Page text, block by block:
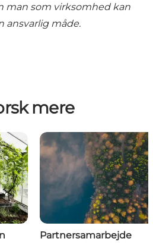
man som virksomhed kan
ansvarlig måde.
mere
Partnersamarbejde